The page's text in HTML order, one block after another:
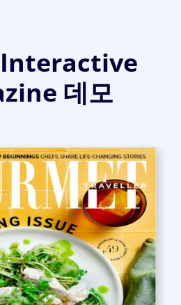
Interactive
데모